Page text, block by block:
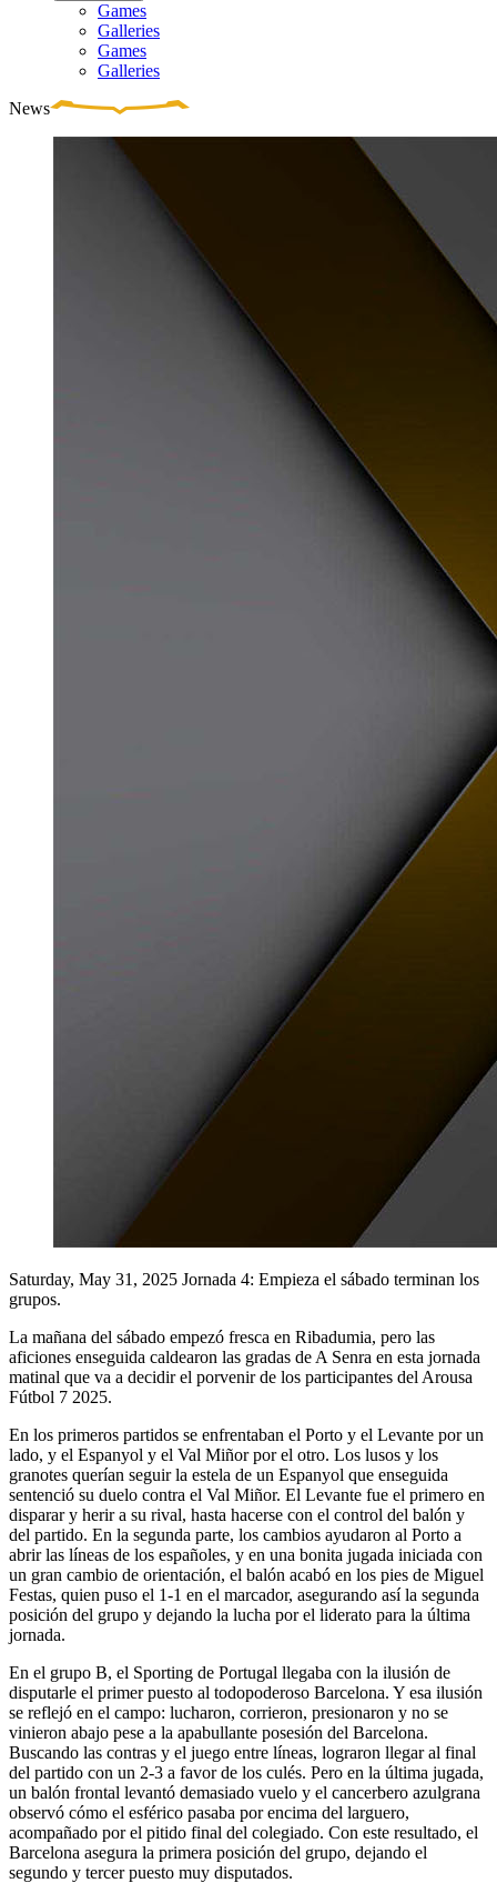
Games
Galleries
Games
Galleries
News
Saturday, May 31, 2025 Jornada 4: Empieza el sábado terminan los
grupos.
La mañana del sábado empezó fresca en Ribadumia, pero las
aficiones enseguida caldearon las gradas de A Senra en esta jornada
matinal que va a decidir el porvenir de los participantes del Arousa
Fútbol 7 2025.
En los primeros partidos se enfrentaban el Porto y el Levante por un
lado, y el Espanyol y el Val Miñor por el otro. Los lusos y los
granotes querían seguir la estela de un Espanyol que enseguida
sentenció su duelo contra el Val Miñor. El Levante fue el primero en
disparar y herir a su rival, hasta hacerse con el control del balón y
del partido. En la segunda parte, los cambios ayudaron al Porto a
abrir las líneas de los españoles, y en una bonita jugada iniciada con
un gran cambio de orientación, el balón acabó en los pies de Miguel
Festas, quien puso el 1-1 en el marcador, asegurando así la segunda
posición del grupo y dejando la lucha por el liderato para la última
jornada.
En el grupo B, el Sporting de Portugal llegaba con la ilusión de
disputarle el primer puesto al todopoderoso Barcelona. Y esa ilusión
se reflejó en el campo: lucharon, corrieron, presionaron y no se
vinieron abajo pese a la apabullante posesión del Barcelona.
Buscando las contras y el juego entre líneas, lograron llegar al final
del partido con un 2-3 a favor de los culés. Pero en la última jugada,
un balón frontal levantó demasiado vuelo y el cancerbero azulgrana
observó cómo el esférico pasaba por encima del larguero,
acompañado por el pitido final del colegiado. Con este resultado, el
Barcelona asegura la primera posición del grupo, dejando el
segundo y tercer puesto muy disputados.